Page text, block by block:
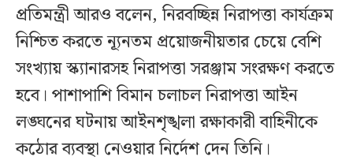
প্রতিমন্ত্রী আরও বলেন, নিরবচ্ছিন্ন নিরাপত্তা কার্যক্রম
নিশ্চিত করতে ন্যূনতম প্রয়োজনীয়তার চেয়ে বেশি
সংখ্যায় স্ক্যানারসহ নিরাপত্তা সরঞ্জাম সংরক্ষণ করতে
হবে। পাশাপাশি বিমান চলাচল নিরাপত্তা আইন
লঙ্ঘনের ঘটনায় আইনশৃঙ্খলা রক্ষাকারী বাহিনীকে
কঠোর ব্যবস্থা নেওয়ার নির্দেশ দেন তিনি।